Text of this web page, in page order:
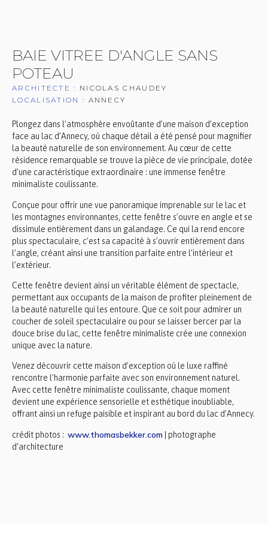
BAIE VITREE D'ANGLE SANS
POTEAU
ARCHITECTE : NICOLAS CHAUDEY
LOCALISATION : ANNECY
Plongez dans l’atmosphère envoûtante d’une maison d’exception
face au lac d’Annecy, où chaque détail a été pensé pour magnifier
la beauté naturelle de son environnement. Au cœur de cette
résidence remarquable se trouve la pièce de vie principale, dotée
d’une caractéristique extraordinaire : une immense fenêtre
minimaliste coulissante.
Conçue pour offrir une vue panoramique imprenable sur le lac et
les montagnes environnantes, cette fenêtre s’ouvre en angle et se
dissimule entièrement dans un galandage. Ce qui la rend encore
plus spectaculaire, c’est sa capacité à s’ouvrir entièrement dans
l’angle, créant ainsi une transition parfaite entre l’intérieur et
l’extérieur.
Cette fenêtre devient ainsi un véritable élément de spectacle,
permettant aux occupants de la maison de profiter pleinement de
la beauté naturelle qui les entoure. Que ce soit pour admirer un
coucher de soleil spectaculaire ou pour se laisser bercer par la
douce brise du lac, cette fenêtre minimaliste crée une connexion
unique avec la nature.
Venez découvrir cette maison d’exception où le luxe raffiné
rencontre l’harmonie parfaite avec son environnement naturel.
Avec cette fenêtre minimaliste coulissante, chaque moment
devient une expérience sensorielle et esthétique inoubliable,
offrant ainsi un refuge paisible et inspirant au bord du lac d’Annecy.
crédit photos : www.thomasbekker.com | photographe
d’architecture